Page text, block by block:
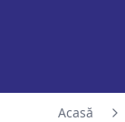
Acasă